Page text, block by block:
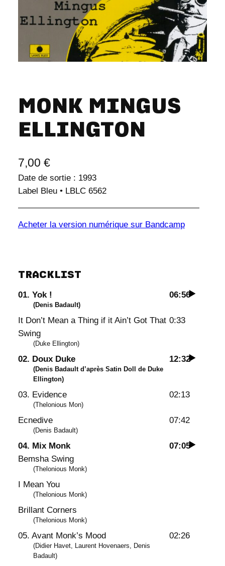
MONK MINGUS
ELLINGTON
7,00 €
Date de sortie : 1993
Label Bleu • LBLC 6562
Acheter la version numérique sur Bandcamp
TRACKLIST
01. Yok !
(Denis Badault)
06:56
It Don’t Mean a Thing if it Ain’t Got That
Swing
(Duke Ellington)
0:33
02. Doux Duke
(Denis Badault d’après Satin Doll de Duke
Ellington)
12:32
03. Evidence
(Thelonious Mon)
02:13
Ecnedive
(Denis Badault)
07:42
04. Mix Monk
07:05
Bemsha Swing
(Thelonious Monk)
I Mean You
(Thelonious Monk)
Brillant Corners
(Thelonious Monk)
05. Avant Monk’s Mood
(Didier Havet, Laurent Hovenaers, Denis
Badault)
02:26